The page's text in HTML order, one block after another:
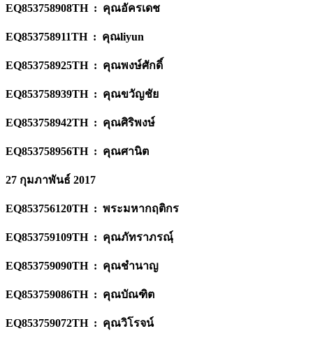
EQ853758908TH : คุณอัครเดช
EQ853758911TH : คุณliyun
EQ853758925TH : คุณพงษ์ศักดิ์
EQ853758939TH : คุณขวัญชัย
EQ853758942TH : คุณศิริพงษ์
EQ853758956TH : คุณศานิต
27 กุมภาพันธ์ 2017
EQ853756120TH : พระมหากฤติกร
EQ853759109TH : คุณภัทราภรณ์ฺ
EQ853759090TH : คุณชำนาญ
EQ853759086TH : คุณบัณฑิต
EQ853759072TH : คุณวิโรจน์